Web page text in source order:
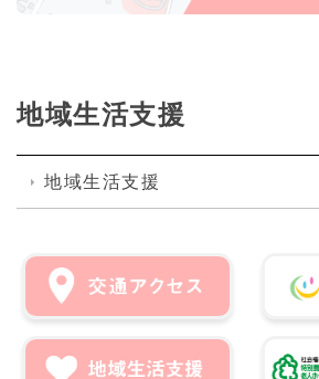
地域生活支援
地域生活支援